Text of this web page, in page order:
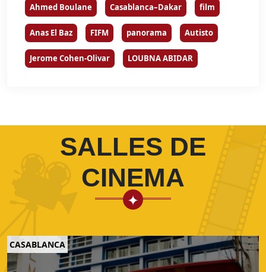
Ahmed Boulane Casablanca–Dakar film
Anas El Baz FIFM panorama Autisto
Jerome Cohen-Olivar LOUBNA ABIDAR
SALLES DE
CINEMA
CASABLANCA